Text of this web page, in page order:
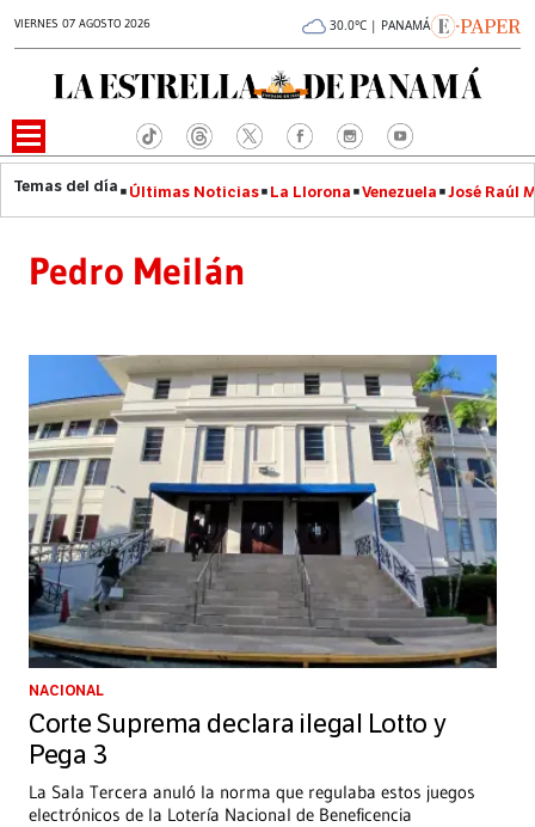
VIERNES 07 AGOSTO 2026 30.0°C | PANAMÁ
Últimas Noticias La Llorona Venezuela José Raúl
Pedro Meilán
NACIONAL
Corte Suprema declara ilegal Lotto y
Pega 3
La Sala Tercera anuló la norma que regulaba estos juegos
electrónicos de la Lotería Nacional de Beneficencia